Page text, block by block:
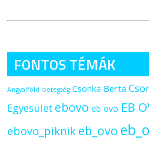
FONTOS TÉMÁK
Angyalföld betegség Csonka Berta
Egyesület ebovo eb ovo EB
ebovo_piknik eb_ovo